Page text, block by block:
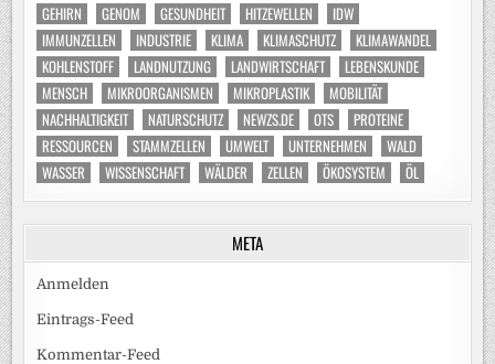
GEHIRN
GENOM GESUNDHEIT HITZEWELLEN
IDW
IMMUNZELLEN
INDUSTRIE KLIMA KLIMASCHUTZ
KLIMAWANDEL
KOHLENSTOFF
LANDNUTZUNG LANDWIRTSCHAFT
LEBENSKUNDE
MENSCH
MIKROORGANISMEN MIKROPLASTIK
MOBILITÄT
NACHHALTIGKEIT
NATURSCHUTZ NEWZS.DE OTS
PROTEINE
RESSOURCEN
STAMMZELLEN UMWELT UNTERNEHMEN
WALD
WASSER
WISSENSCHAFT WÄLDER ZELLEN ÖKOSYSTEM ÖL
META
Anmelden
Eintrags-Feed
Kommentar-Feed